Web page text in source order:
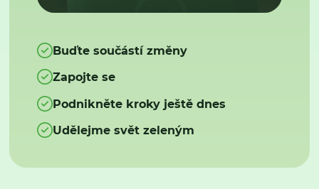
Buďte součástí změny
Zapojte se
Podnikněte kroky ještě dnes
Udělejme svět zeleným